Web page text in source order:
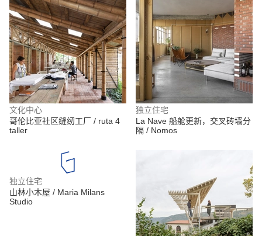
文化中心
哥伦比亚社区缝纫工厂 / ruta 4
taller
独立住宅
La Nave 船舱更新，交叉砖墙分
隔 / Nomos
独立住宅
山林小木屋 / Maria Milans
Studio